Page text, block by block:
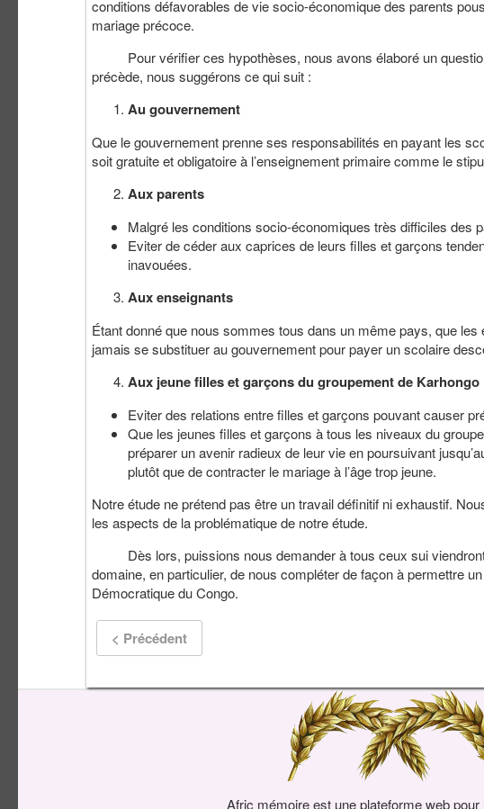
conditions défavorables de vie socio-économique des parents
mariage précoce.
Pour vérifier ces hypothèses, nous avons élaboré un
précède, nous suggérons ce qui suit :
Au gouvernement
Que le gouvernement prenne ses responsabilités en payant les
soit gratuite et obligatoire à l’enseignement primaire comme le
Aux parents
Malgré les conditions socio-économiques très difficiles des
Eviter de céder aux caprices de leurs filles et garçons
inavouées.
Aux enseignants
Étant donné que nous sommes tous dans un même pays, que
jamais se substituer au gouvernement pour payer un scolaire
Aux jeune filles et garçons du groupement de Karhongo
Eviter des relations entre filles et garçons pouvant causer
Que les jeunes filles et garçons à tous les niveaux du
préparer un avenir radieux de leur vie en poursuivant
plutôt que de contracter le mariage à l’âge trop jeune.
Notre étude ne prétend pas être un travail définitif ni exhaustif.
les aspects de la problématique de notre étude.
Dès lors, puissions nous demander à tous ceux sui viendront
domaine, en particulier, de nous compléter de façon à permettre
Démocratique du Congo.
< Précédent
Afric mémoire est une plateforme web pour